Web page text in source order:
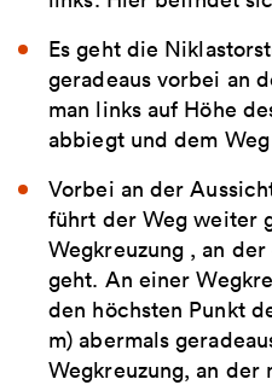
Es geht die
geradeaus vorbei an
man links auf Höhe
abbiegt und dem
Vorbei an der
führt der Weg weiter
Wegkreuzung , an
geht. An einer
den höchsten Punkt
m) abermals
Wegkreuzung, an der